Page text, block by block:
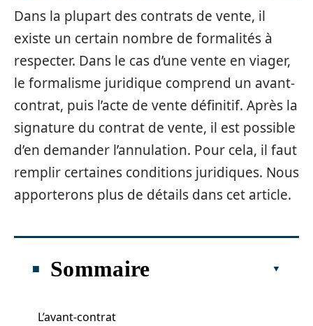
Dans la plupart des contrats de vente, il
existe un certain nombre de formalités à
respecter. Dans le cas d’une vente en viager,
le formalisme juridique comprend un avant-
contrat, puis l’acte de vente définitif. Après la
signature du contrat de vente, il est possible
d’en demander l’annulation. Pour cela, il faut
remplir certaines conditions juridiques. Nous
apporterons plus de détails dans cet article.
Sommaire
L’avant-contrat